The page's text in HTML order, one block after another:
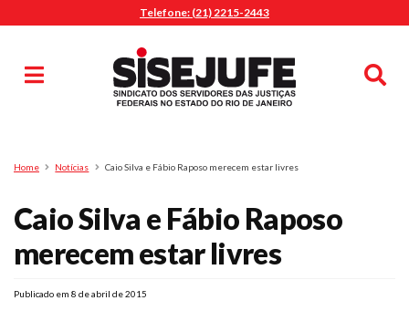
Telefone: (21) 2215-2443
Pesquisa
Home Notícias Caio Silva e Fábio Raposo merecem estar livres
Caio Silva e Fábio Raposo
merecem estar livres
Publicado em 8 de abril de 2015
MENU
Sindicalize-se
Diretoria
O Sindicato
Agenda
Casa do Alto